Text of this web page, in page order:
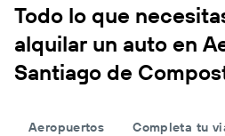
Todo lo que
alquilar un auto en
Santiago de
Aeropuertos Completa tu